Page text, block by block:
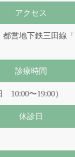
アクセス
営地下鉄三田線
診療時間
10:00〜19:00）
休診日